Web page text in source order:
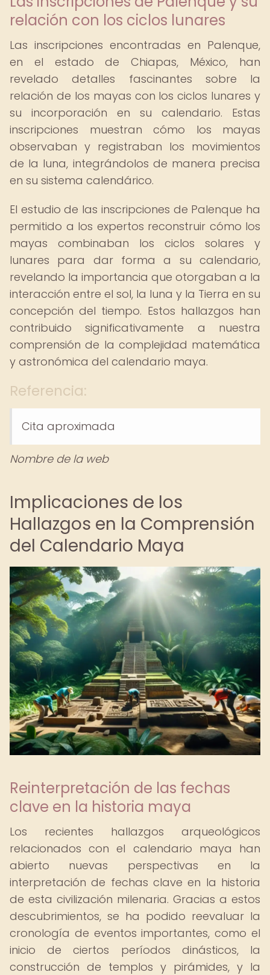
relación con los ciclos lunares
Las inscripciones encontradas en Palenque,
en el estado de Chiapas, México, han
revelado detalles fascinantes sobre la
relación de los mayas con los ciclos lunares y
su incorporación en su calendario. Estas
inscripciones muestran cómo los mayas
observaban y registraban los movimientos
de la luna, integrándolos de manera precisa
en su sistema calendárico.
El estudio de las inscripciones de Palenque ha
permitido a los expertos reconstruir cómo los
mayas combinaban los ciclos solares y
lunares para dar forma a su calendario,
revelando la importancia que otorgaban a la
interacción entre el sol, la luna y la Tierra en su
concepción del tiempo. Estos hallazgos han
contribuido significativamente a nuestra
comprensión de la complejidad matemática
y astronómica del calendario maya.
Referencia:
Cita aproximada
Nombre de la web
Implicaciones de los
Hallazgos en la Comprensión
del Calendario Maya
Reinterpretación de las fechas
clave en la historia maya
Los recientes hallazgos arqueológicos
relacionados con el calendario maya han
abierto nuevas perspectivas en la
interpretación de fechas clave en la historia
de esta civilización milenaria. Gracias a estos
descubrimientos, se ha podido reevaluar la
cronología de eventos importantes, como el
inicio de ciertos períodos dinásticos, la
construcción de templos y pirámides, y la